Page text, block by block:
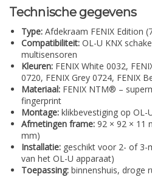
Technische gegevens
Type: Afdekraam FENIX Edition
Compatibiliteit: OL-U KNX
multisensoren
Kleuren: FENIX White 0032,
0720, FENIX Grey 0724, FENIX
Materiaal: FENIX NTM® –
fingerprint
Montage: klikbevestiging op OL-
Afmetingen frame: 92 × 92 × 11
mm)
Installatie: geschikt voor 2- of 3-
van het OL-U apparaat)
Toepassing: binnenshuis, droge